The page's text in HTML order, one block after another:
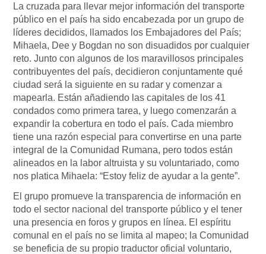
La cruzada para llevar mejor información del transporte
público en el país ha sido encabezada por un grupo de
líderes decididos, llamados los Embajadores del País;
Mihaela, Dee y Bogdan no son disuadidos por cualquier
reto. Junto con algunos de los maravillosos principales
contribuyentes del país, decidieron conjuntamente qué
ciudad será la siguiente en su radar y comenzar a
mapearla. Están añadiendo las capitales de los 41
condados como primera tarea, y luego comenzarán a
expandir la cobertura en todo el país. Cada miembro
tiene una razón especial para convertirse en una parte
integral de la Comunidad Rumana, pero todos están
alineados en la labor altruista y su voluntariado, como
nos platica Mihaela: “Estoy feliz de ayudar a la gente”.
El grupo promueve la transparencia de información en
todo el sector nacional del transporte público y el tener
una presencia en foros y grupos en línea. El espíritu
comunal en el país no se limita al mapeo; la Comunidad
se beneficia de su propio traductor oficial voluntario,